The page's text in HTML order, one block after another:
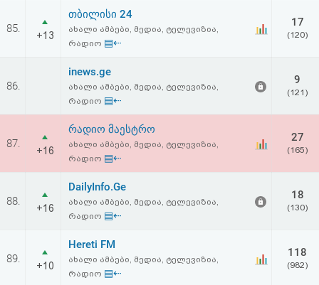
კოდი
სალიცენზიო
შეთანხმება
პასუხისმგებლობის
უარყოფა
85.
+13
თბილისი 24
ახალი ამბები, მედია, ტელევიზია,
რადიო ▤⇠
17
(120)
86.
inews.ge
ახალი ამბები, მედია, ტელევიზია,
რადიო ▤⇠
9
(121)
87.
+16
რადიო მაესტრო
ახალი ამბები, მედია, ტელევიზია,
რადიო ▤⇠
27
(165)
88.
+16
DailyInfo.Ge
ახალი ამბები, მედია, ტელევიზია,
რადიო ▤⇠
18
(130)
89.
+10
Hereti FM
ახალი ამბები, მედია, ტელევიზია,
რადიო ▤⇠
118
(982)